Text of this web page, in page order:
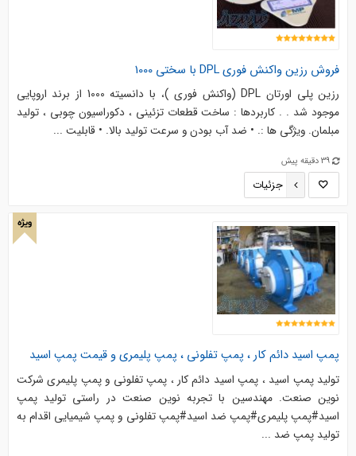
فروش رزین واکنش فوری DPL با سختی 1000
رزین پلی اورتان DPL (واکنش فوری )، با دانسیته 1000 از برند اروپایی
موجود شد . . کاربردها : ساخت قطعات تزئینی ، دکوراسیون چوبی ، تولید
مبلمان. ویژگی ها :. • ضد آب بودن و سرعت تولید بالا. • قابلیت ...
39 دقیقه پیش
جزئیات
ویژه
پمپ اسید دائم کار ، پمپ تفلونی ، پمپ پلیمری و قیمت پمپ اسید
تولید پمپ اسید ، پمپ اسید دائم کار ، پمپ تفلونی و پمپ پلیمری شرکت
نوین صنعت. مهندسین با تجربه نوین صنعت در راستی تولید پمپ
اسید#پمپ پلیمری#پمپ ضد اسید#پمپ تفلونی و پمپ شیمیایی اقدام به
تولید پمپ ضد ...